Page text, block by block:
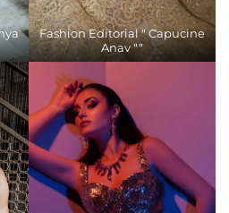
Fashion Editorial " Capucine
Anav ""